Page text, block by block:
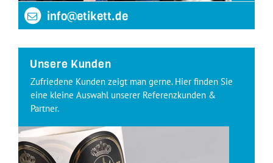
info@etikett.de
Unsere Kunden
Zufriedene Kunden zeigt man gerne. Hier finden Sie
eine kleine Auswahl unserer Referenzkunden &
Partner.